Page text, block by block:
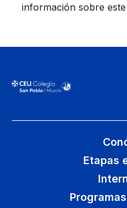
información sobre
Etapas